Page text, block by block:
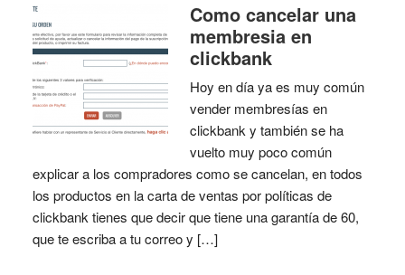
Como cancelar una
membresia en
clickbank
Hoy en día ya es muy común
vender membresías en
clickbank y también se ha
vuelto muy poco común
explicar a los compradores como se cancelan, en todos
los productos en la carta de ventas por políticas de
clickbank tienes que decir que tiene una garantía de 60,
que te escriba a tu correo y […]